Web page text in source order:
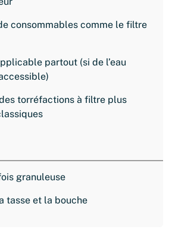
consommables comme le filtre
partout (si de l’eau
torréfactions à filtre plus
granuleuse
tasse et la bouche